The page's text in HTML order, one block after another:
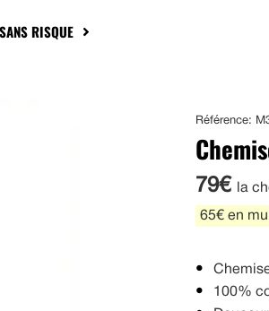
RISQUE
Référence:
79€ la
65€ en
100%